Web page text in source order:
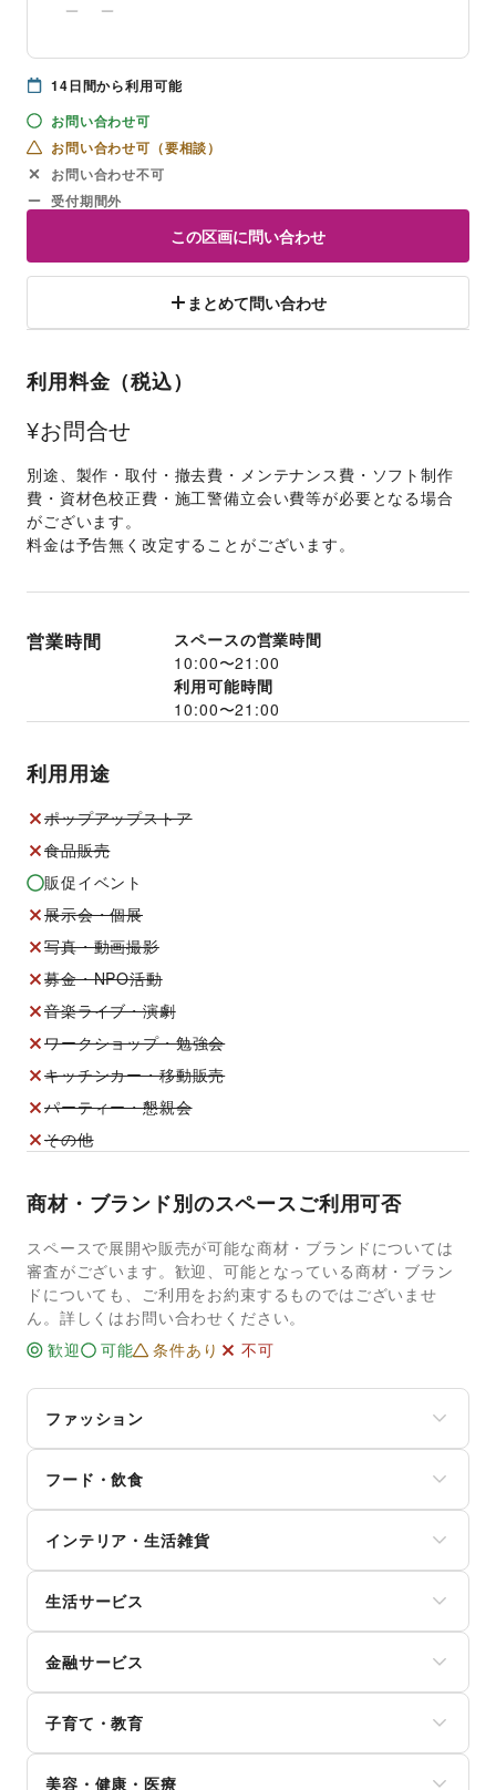
14日間から利用可能
お問い合わせ可
お問い合わせ可（要相談）
お問い合わせ不可
受付期間外
この区画に問い合わせ
まとめて問い合わせ
利用料金（税込）
¥お問合せ
別途、製作・取付・撤去費・メンテナンス費・ソフト制作
費・資材色校正費・施工警備立会い費等が必要となる場合
がございます。
料金は予告無く改定することがございます。
営業時間
スペースの営業時間
10:00〜21:00
利用可能時間
10:00〜21:00
利用用途
ポップアップストア
食品販売
販促イベント
展示会・個展
写真・動画撮影
募金・NPO活動
音楽ライブ・演劇
ワークショップ・勉強会
キッチンカー・移動販売
パーティー・懇親会
その他
商材・ブランド別のスペースご利用可否
スペースで展開や販売が可能な商材・ブランドについては
審査がございます。歓迎、可能となっている商材・ブラン
ドについても、ご利用をお約束するものではございませ
ん。詳しくはお問い合わせください。
歓迎
可能 条件あり 不可
ファッション
レディースファッション
ユニセックス
インナー・ルームウェア
キッズ・ベビー・マタニティ
スポーツ
シーズナルウェア
腕時計
靴
バッグ・革小物
ファッション雑貨
和服・着物
古着
フード・飲食
和菓子
パン
お弁当・惣菜
軽食・ホットスナック
コーヒー・紅茶
その他飲料
食材・調味料
物産展・マルシェ
キッチンカー・移動販売
インテリア・生活雑貨
寝具・ベッド
家具・家電
キッチン雑貨・調理器具
掃除用品・生活便利品
文房具
手芸・ハンドメイド
生活サービス
インターネット・プロバイダ
電気・ガス
ウォーターサーバー
ハウスクリーニング・家事代行
定期宅配
リサイクル雑貨・古本
金融サービス
保険
銀行
住宅ローン
子育て・教育
美容・健康・医療